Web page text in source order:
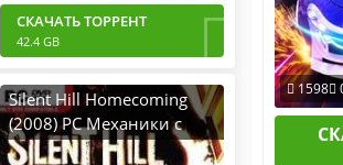
СКАЧАТЬ ТОРРЕНТ
42.4 GB
Silent Hill Homecoming
(2008) PC Механики с
Русской озвучкой
1598